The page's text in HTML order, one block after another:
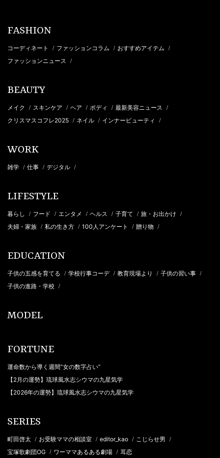
FASHION
コーディネート / ファッションコラム / おすすめアイテム /
ファッションニュース /
BEAUTY
メイク / スキンケア / ヘア / ボディ / 最新美容ニュース /
クリスマスコフレ2025 / ネイル / インナービューティ /
WORK
雑学 / 仕事 / デジタル /
LIFESTYLE
暮らし / フード / エンタメ / ヘルス / 子育て / 旅・お出かけ /
夫婦・家族 / 私の生き方 / 100人アンケート / 贈り物 /
EDUCATION
子供の五感を育てる / 学校行事コーデ / 教育現場より / 子供の習い事 /
子供の進路・学校 /
MODEL
FORTUNE
運命数から導く週間“女の数字占い”
【2月の運勢】琉球風水志シウマの九星気学
【2026年の運勢】琉球風水志シウマの九星気学
SERIES
町田啓太 / お受験ママの相談室 / editor_kao / こじらせ男 /
宝塚歌劇団OG / ワーママあるある劇場 / 耳恋